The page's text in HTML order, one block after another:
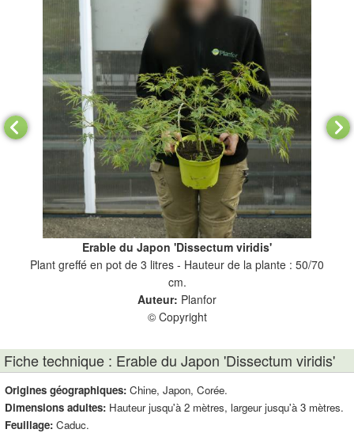
Erable du Japon 'Dissectum viridis'
Plant greffé en pot de 3 litres - Hauteur de la plante : 50/70
cm.
Auteur: Planfor
© Copyright
Fiche technique : Erable du Japon 'Dissectum viridis'
Origines géographiques: Chine, Japon, Corée.
Dimensions adultes: Hauteur jusqu'à 2 mètres, largeur jusqu'à 3 mètres.
Feuillage: Caduc.